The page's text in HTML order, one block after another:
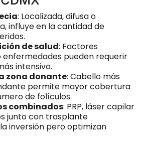
: Localizada, difusa o
influye en la cantidad de
de salud: Factores
enfermedades pueden requerir
intensivo.
zona donante: Cabello más
permite mayor cobertura
de folículos.
combinados: PRP, láser capilar
junto con trasplante
inversión pero optimizan